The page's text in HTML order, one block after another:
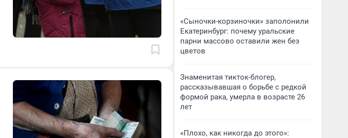
«Сыночки-корзиночки» заполонили
Екатеринбург: почему уральские
парни массово оставили жен без
цветов
Знаменитая тикток-блогер,
рассказывавшая о борьбе с редкой
формой рака, умерла в возрасте 26
лет
«Плохо, как никогда до этого»: